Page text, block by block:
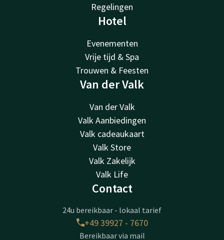
Regelingen
Hotel
Evenementen
Vrije tijd & Spa
Trouwen & Feesten
Van der Valk
Van der Valk
Valk Aanbiedingen
Valk cadeaukaart
Valk Store
Valk Zakelijk
Valk Life
Contact
24u bereikbaar - lokaal tarief
+49 39927 - 7670
Bereikbaar via mail